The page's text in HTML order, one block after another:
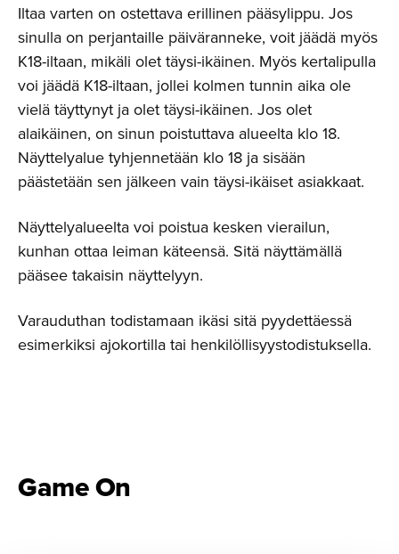
Iltaa varten on ostettava erillinen pääsylippu. Jos
sinulla on perjantaille päiväranneke, voit jäädä myös
K18-iltaan, mikäli olet täysi-ikäinen. Myös kertalipulla
voi jäädä K18-iltaan, jollei kolmen tunnin aika ole
vielä täyttynyt ja olet täysi-ikäinen. Jos olet
alaikäinen, on sinun poistuttava alueelta klo 18.
Näyttelyalue tyhjennetään klo 18 ja sisään
päästetään sen jälkeen vain täysi-ikäiset asiakkaat.
Näyttelyalueelta voi poistua kesken vierailun,
kunhan ottaa leiman käteensä. Sitä näyttämällä
pääsee takaisin näyttelyyn.
Varauduthan todistamaan ikäsi sitä pyydettäessä
esimerkiksi ajokortilla tai henkilöllisyystodistuksella.
Game On